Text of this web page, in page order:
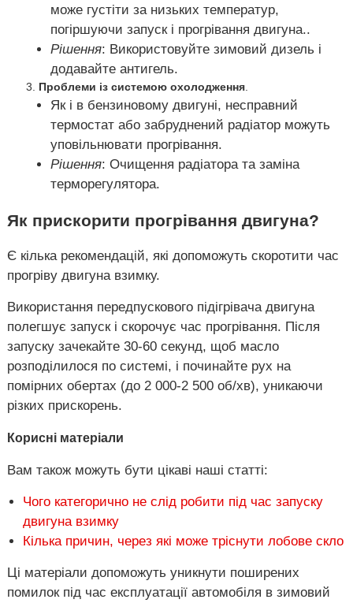
може густіти за низьких температур,
погіршуючи запуск і прогрівання двигуна..
Рішення: Використовуйте зимовий дизель і
додавайте антигель.
Проблеми із системою охолодження.
Як і в бензиновому двигуні, несправний
термостат або забруднений радіатор можуть
уповільнювати прогрівання.
Рішення: Очищення радіатора та заміна
терморегулятора.
Як прискорити прогрівання двигуна?
Є кілька рекомендацій, які допоможуть скоротити час
прогріву двигуна взимку.
Використання передпускового підігрівача двигуна
полегшує запуск і скорочує час прогрівання. Після
запуску зачекайте 30-60 секунд, щоб масло
розподілилося по системі, і починайте рух на
помірних обертах (до 2 000-2 500 об/хв), уникаючи
різких прискорень.
Корисні матеріали
Вам також можуть бути цікаві наші статті:
Чого категорично не слід робити під час запуску
двигуна взимку
Кілька причин, через які може тріснути лобове скло
Ці матеріали допоможуть уникнути поширених
помилок під час експлуатації автомобіля в зимовий